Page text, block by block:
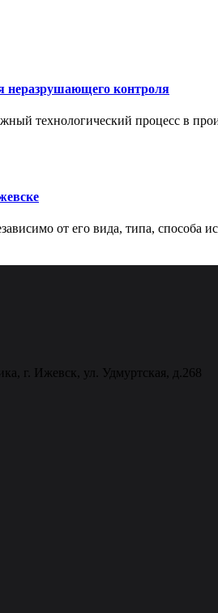
неразрушающего контроля
технологический процесс в
от его вида, типа, способа
г. Ижевск, ул. Удмуртская, д.268